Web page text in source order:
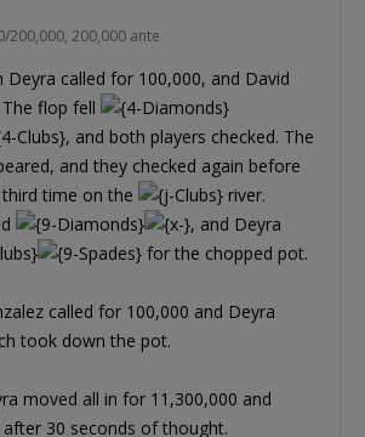
200,000, 200,000 ante
Deyra called for 100,000, and David
flop fell
, and both players checked. The
and they checked again before
time on the
river.
, and Deyra
for the chopped pot.
called for 100,000 and Deyra
took down the pot.
moved all in for 11,300,000 and
30 seconds of thought.